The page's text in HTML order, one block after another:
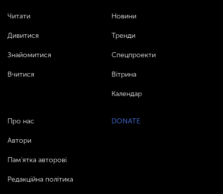
Читати
Дивитися
Знайомитися
Вчитися
Новини
Тренди
Спецпроекти
Вітрина
Календар
Про нас
Автори
Пам’ятка авторові
Редакційна політика
DONATE